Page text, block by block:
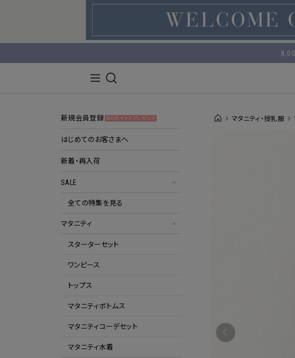
マタ
平日14時 /
マタニティ・授乳服
新規会員登録 500ポイントプレゼント
はじめてのお客さまへ
新着・再入荷
SALE
全ての特集を見る
マタニティ
スターターセット
ワンピース
トップス
マタニティボトムス
マタニティコーデセット
マタニティ水着